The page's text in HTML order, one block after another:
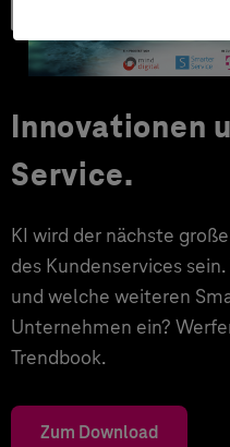
Innovationen
Service.
KI wird der nächste
des Kundenservices
und welche weiteren
Unternehmen ein?
Trendbook.
Zum Download